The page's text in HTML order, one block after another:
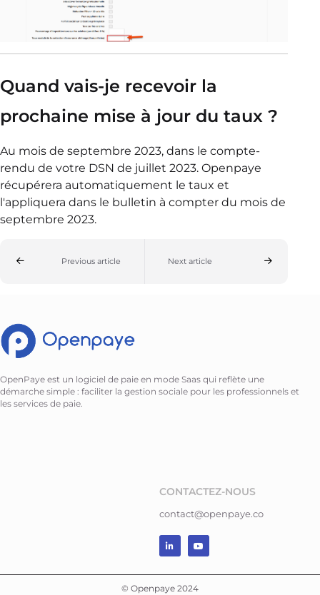
Quand vais-je recevoir la
prochaine mise à jour du taux ?
Au mois de septembre 2023, dans le compte-
rendu de votre DSN de juillet 2023. Openpaye
récupérera automatiquement le taux et
l'appliquera dans le bulletin à compter du mois de
septembre 2023.
Previous article Next article
OpenPaye est un logiciel de paie en mode Saas qui reflète une
démarche simple : faciliter la gestion sociale pour les professionnels et
les services de paie.
CONTACTEZ-NOUS
contact@openpaye.co
© Openpaye 2024